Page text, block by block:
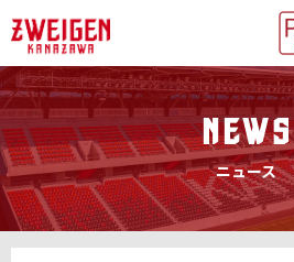
NEWS
ニュース